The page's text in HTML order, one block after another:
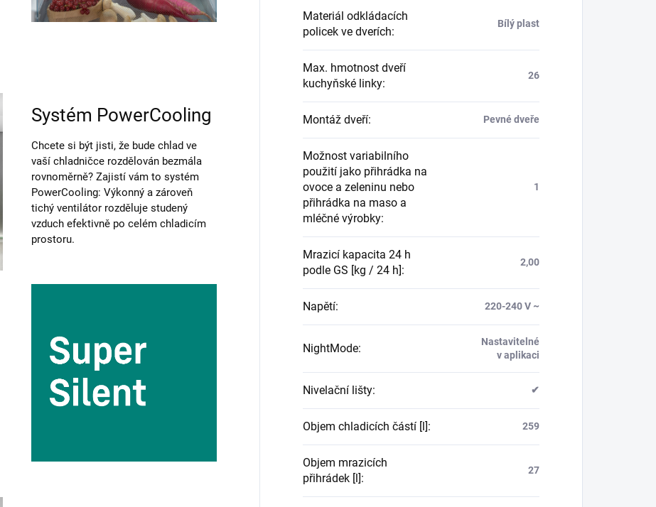
Systém PowerCooling
Chcete si být jisti, že bude chlad ve
vaší chladničce rozdělován bezmála
rovnoměrně? Zajistí vám to systém
PowerCooling: Výkonný a zároveň
tichý ventilátor rozděluje studený
vzduch efektivně po celém chladicím
prostoru.
Materiál odkládacích
policek ve dverích:
Bílý plast
Max. hmotnost dveří
kuchyňské linky:
26
Montáž dveří: Pevné dveře
Možnost variabilního
použití jako přihrádka na
ovoce a zeleninu nebo
přihrádka na maso a
mléčné výrobky:
1
Mrazicí kapacita 24 h
podle GS [kg / 24 h]:
2,00
Napětí: 220-240 V ~
NightMode:
Nastavitelné
v aplikaci
Nivelační lišty: ✔
Objem chladicích částí [l]: 259
Objem mrazicích
přihrádek [l]:
27